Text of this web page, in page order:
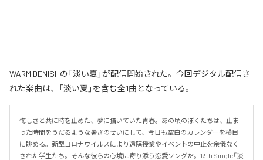
WARM DENISHの「淡い夏」が配信開始された。今回デジタル配信さ
れた楽曲は、「淡い夏」を含む全1曲となっている。
悔しさと共に時を止めた、夢に描いていた青春。あの頃のぼくたちは、止ま
った時間をうだるような暑さのせいにして、今日も空白のカレンダーを横目
に眺める。新型コロナウイルスにより遠隔授業やイベントの中止を余儀なく
された学生たち。そんな彼らの心境に寄り添う恋愛ソングだ。13th Single「淡